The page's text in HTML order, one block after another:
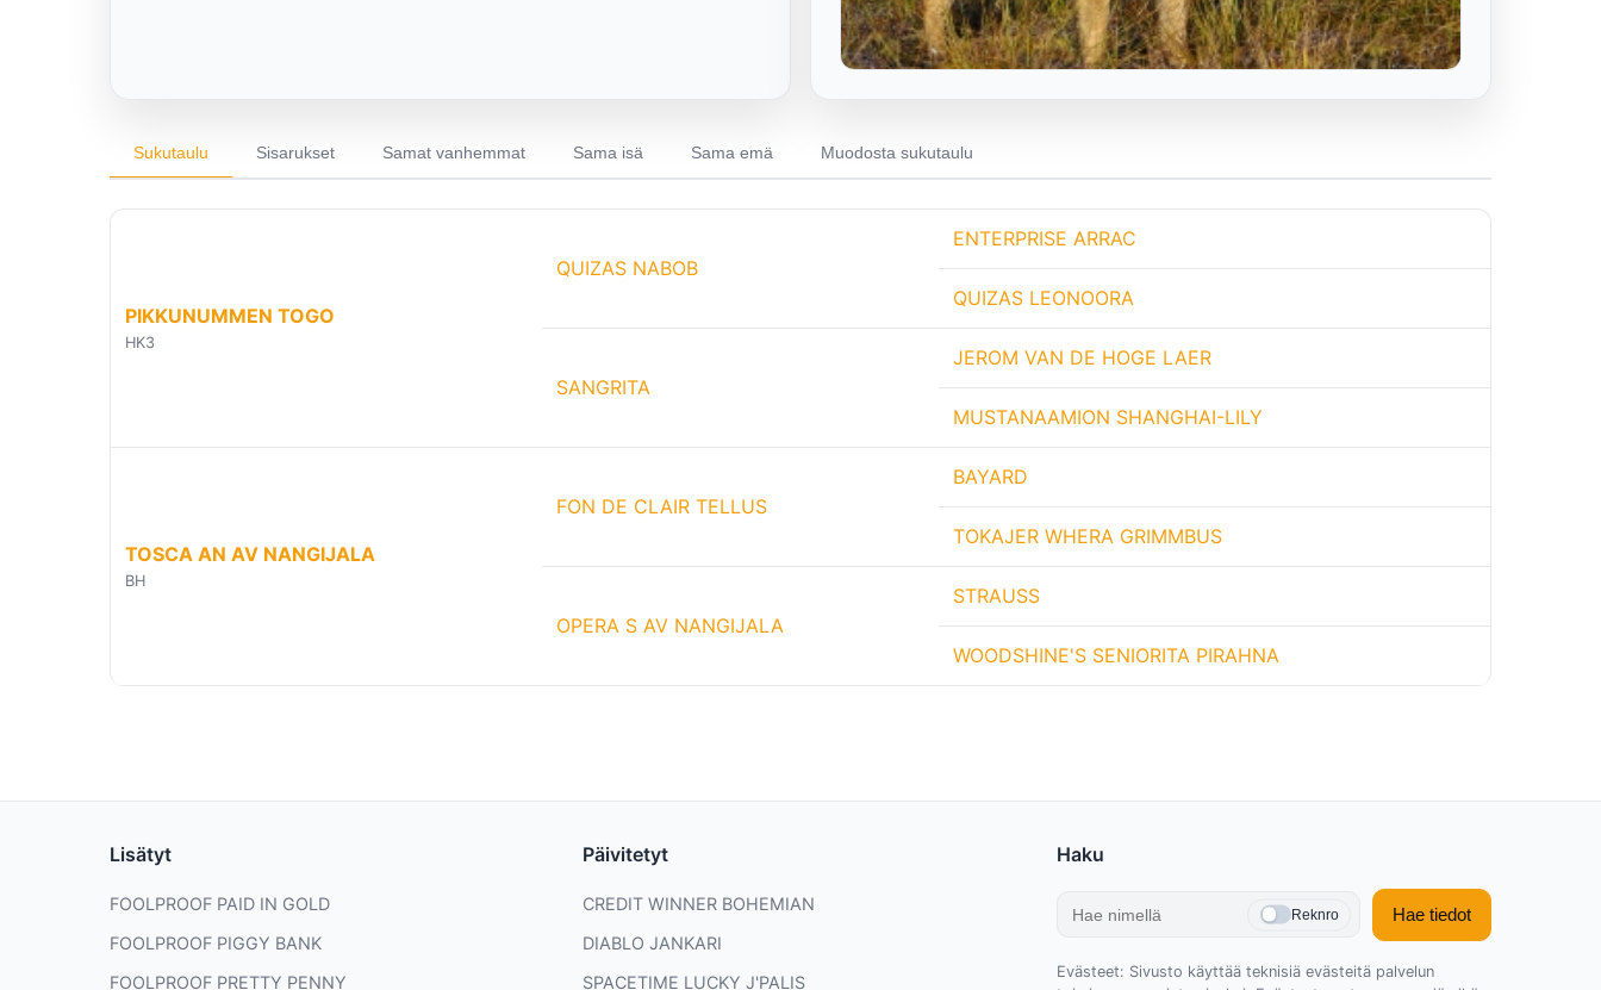
Sukutaulu Sisarukset Samat vanhemmat Sama isä Sama emä Muodosta sukutaulu
PIKKUNUMMEN TOGO
HK3
QUIZAS NABOB
ENTERPRISE ARRAC
QUIZAS LEONOORA
SANGRITA
JEROM VAN DE HOGE LAER
MUSTANAAMION SHANGHAI-LILY
TOSCA AN AV NANGIJALA
BH
FON DE CLAIR TELLUS
BAYARD
TOKAJER WHERA GRIMMBUS
OPERA S AV NANGIJALA
STRAUSS
WOODSHINE'S SENIORITA PIRAHNA
Lisätyt
FOOLPROOF PAID IN GOLD
FOOLPROOF PIGGY BANK
FOOLPROOF PRETTY PENNY
Päivitetyt
CREDIT WINNER BOHEMIAN
DIABLO JANKARI
SPACETIME LUCKY J'PALIS
Haku
Reknro Hae tiedot
Evästeet: Sivusto käyttää teknisiä evästeitä palvelun